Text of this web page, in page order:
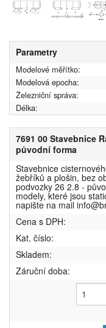
Parametry
Modelové měřítko:
Modelová epocha:
Železniční správa:
Délka:
7691 00 Stavebnice
původní forma
Stavebnice
žebříků a plošin, bez
podvozky 26 2.8 -
modely, které jsou
napište na mail
Cena s DPH:
Kat. číslo:
Skladem:
Záruční doba: